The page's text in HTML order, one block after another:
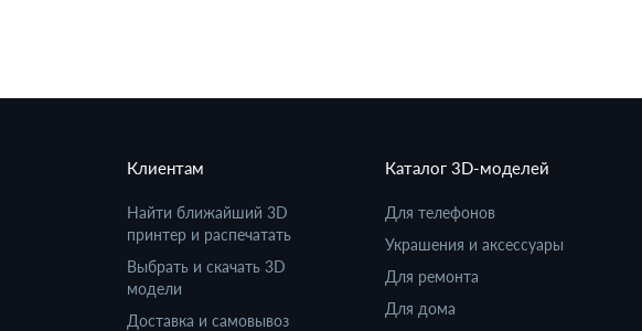
Клиентам
Найти ближайший 3D
принтер и распечатать
Выбрать и скачать 3D
модели
Доставка и самовывоз
Каталог 3D-моделей
Для телефонов
Украшения и аксессуары
Для ремонта
Для дома